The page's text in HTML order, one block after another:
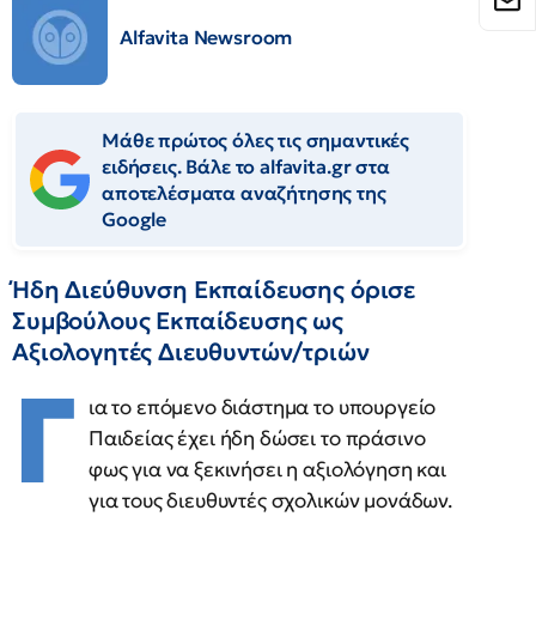
Alfavita Newsroom
Μάθε πρώτος όλες τις σημαντικές
ειδήσεις. Βάλε το alfavita.gr στα
αποτελέσματα αναζήτησης της
Google
Ήδη Διεύθυνση Εκπαίδευσης όρισε
Συμβούλους Εκπαίδευσης ως
Αξιολογητές Διευθυντών/τριών
Γ ια το επόμενο διάστημα το υπουργείο
Παιδείας έχει ήδη δώσει το πράσινο
φως για να ξεκινήσει η αξιολόγηση και
για τους διευθυντές σχολικών μονάδων.